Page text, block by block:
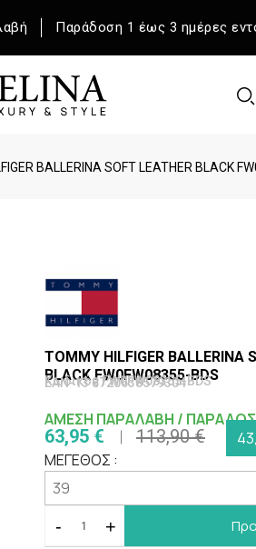
Παράδοση 1 έως 3 ημέρες
BALLERINA SOFT LEATHER BLACK
TOMMY HILFIGER BALLERINA
BLACK FW0FW08355-BDS
Κωδικός FW0FW08355-BDS
EAN-13 8720638579304
ΑΜΕΣΗ ΠΑΡΑΛΑΒΗ /
63,95 € 113,90 €
ΜΕΓΕΘΟΣ :
- +